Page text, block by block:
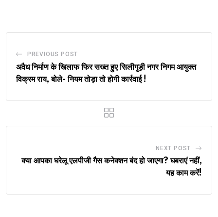
PREVIOUS POST
अवैध निर्माण के खिलाफ फिर सख्त हुए सिलीगुड़ी नगर निगम आयुक्त
विक्रम राय, बोले- नियम तोड़ा तो होगी कार्रवाई !
NEXT POST
क्या आपका घरेलू एलपीजी गैस कनेक्शन बंद हो जाएगा? घबराएं नहीं,
यह काम करें!